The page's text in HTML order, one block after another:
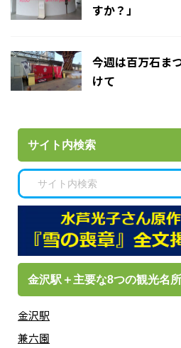
すか？」
今週は百万石ま
けて
サイト内検索
金沢駅＋主要な8つの観光名所
金沢駅
兼六園